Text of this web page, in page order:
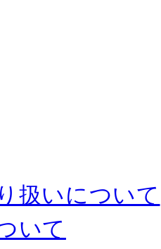
扱いについて
いて